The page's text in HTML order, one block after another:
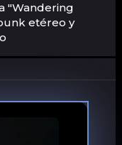
"Wandering
etéreo y